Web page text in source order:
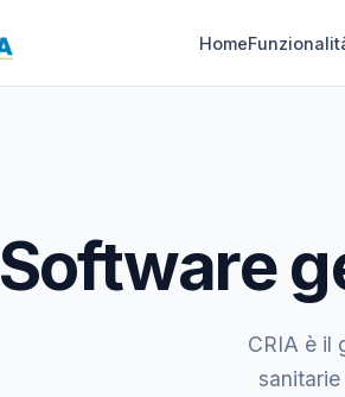
Home
Software
CRIA è il